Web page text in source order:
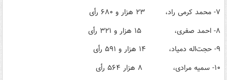
۷- محمد کرمی راد، ۲۳ هزار و ۶۸۰ رأی
۸- احمد صفری، ۱۵ هزار و ۳۲۱ رأی
۹- حجت‌اله دمیاد، ۱۴ هزار و ۵۹۱ رأی
۱۰- سمیه مرادی، ۸ هزار ۵۶۴ رأی